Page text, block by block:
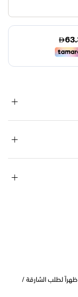
التوصيل في نفس اليوم في دبي اطلب قبل الساعة 2 ظهراً لطلب الشارقة /